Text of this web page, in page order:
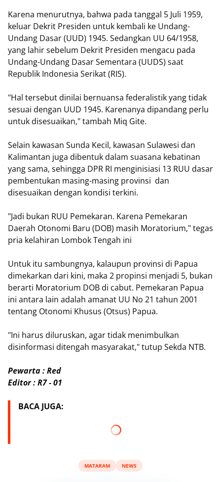
Karena menurutnya, bahwa pada tanggal 5 Juli 1959,
keluar Dekrit Presiden untuk kembali ke Undang-
Undang Dasar (UUD) 1945. Sedangkan UU 64/1958,
yang lahir sebelum Dekrit Presiden mengacu pada
Undang-Undang Dasar Sementara (UUDS) saat
Republik Indonesia Serikat (RIS).
"Hal tersebut dinilai bernuansa federalistik yang tidak
sesuai dengan UUD 1945. Karenanya dipandang perlu
untuk disesuaikan," tambah Miq Gite.
Selain kawasan Sunda Kecil, kawasan Sulawesi dan
Kalimantan juga dibentuk dalam suasana kebatinan
yang sama, sehingga DPR RI menginisiasi 13 RUU dasar
pembentukan masing-masing provinsi dan
disesuaikan dengan kondisi terkini.
"Jadi bukan RUU Pemekaran. Karena Pemekaran
Daerah Otonomi Baru (DOB) masih Moratorium," tegas
pria kelahiran Lombok Tengah ini
Untuk itu sambungnya, kalaupun provinsi di Papua
dimekarkan dari kini, maka 2 propinsi menjadi 5, bukan
berarti Moratorium DOB di cabut. Pemekaran Papua
ini antara lain adalah amanat UU No 21 tahun 2001
tentang Otonomi Khusus (Otsus) Papua.
"Ini harus diluruskan, agar tidak menimbulkan
disinformasi ditengah masyarakat," tutup Sekda NTB.
Pewarta : Red
Editor : R7 - 01
BACA JUGA:
MATARAM NEWS